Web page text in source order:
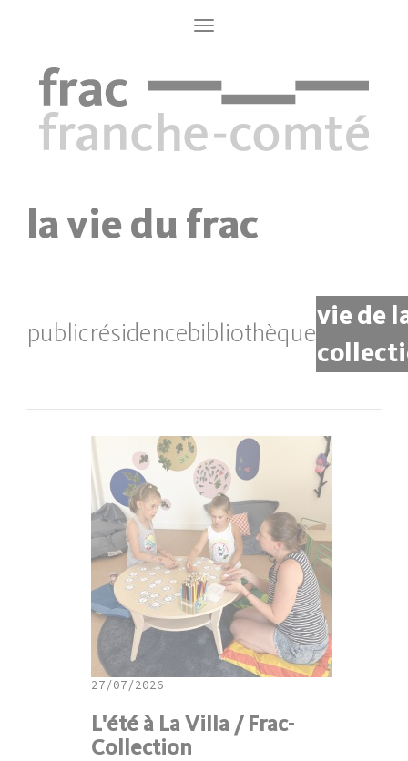
Toggle
navigation
la vie du frac
publicrésidencebibliothèque
vie de
27/07/2026
L'été à La Villa / Frac-
Collection